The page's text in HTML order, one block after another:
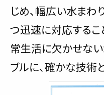
じめ、幅広い水ま
つ迅速に対応するこ
常生活に欠かせな
ブルに、確かな技術